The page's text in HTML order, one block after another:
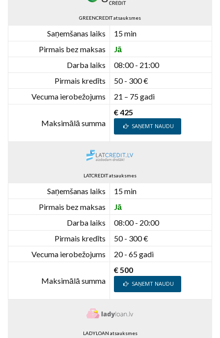
GREENCREDIT atsauksmes
Saņemšanas laiks
15 min
Pirmais bez maksas
Jā
Darba laiks
08:00 - 21:00
Pirmais kredīts
50 - 300 €
Vecuma ierobežojums
21 – 75 gadi
Maksimālā summa
€ 425
SAŅEMT NAUDU
LATCREDIT atsauksmes
Saņemšanas laiks
15 min
Pirmais bez maksas
Jā
Darba laiks
08:00 - 20:00
Pirmais kredīts
50 - 300 €
Vecuma ierobežojums
20 - 65 gadi
Maksimālā summa
€ 500
SAŅEMT NAUDU
LADYLOAN atsauksmes